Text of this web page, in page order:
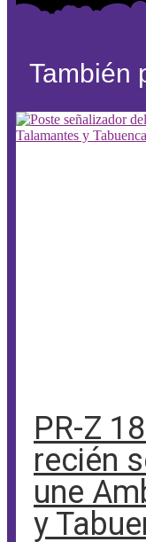
También
PR-Z
recién
une
y